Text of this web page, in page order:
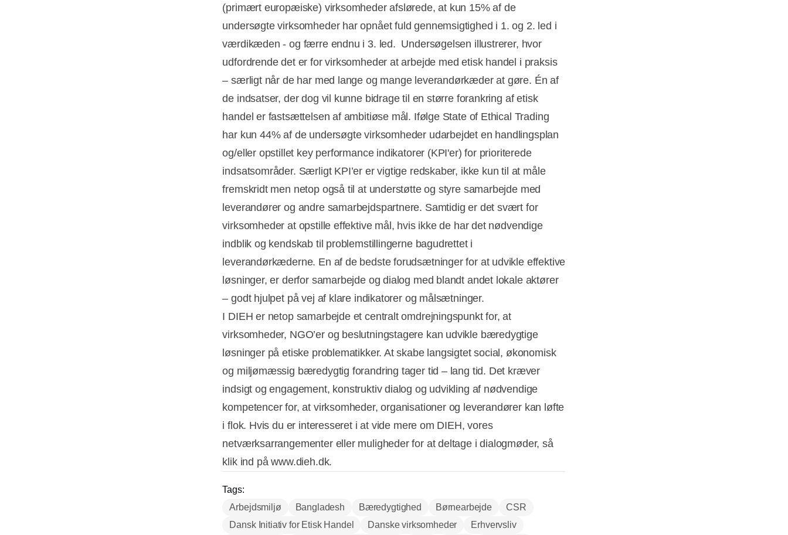
(primært europæiske) virksomheder afslørede, at kun 15% af de
undersøgte virksomheder har opnået fuld gennemsigtighed i 1. og 2. led i
værdikæden - og færre endnu i 3. led. Undersøgelsen illustrerer, hvor
udfordrende det er for virksomheder at arbejde med etisk handel i praksis
– særligt når de har med lange og mange leverandørkæder at gøre. Én af
de indsatser, der dog vil kunne bidrage til en større forankring af etisk
handel er fastsættelsen af ambitiøse mål. Ifølge State of Ethical Trading
har kun 44% af de undersøgte virksomheder udarbejdet en handlingsplan
og/eller opstillet key performance indikatorer (KPI'er) for prioriterede
indsatsområder. Særligt KPI’er er vigtige redskaber, ikke kun til at måle
fremskridt men netop også til at understøtte og styre samarbejde med
leverandører og andre samarbejdspartnere. Samtidig er det svært for
virksomheder at opstille effektive mål, hvis ikke de har det nødvendige
indblik og kendskab til problemstillingerne bagudrettet i
leverandørkæderne. En af de bedste forudsætninger for at udvikle effektive
løsninger, er derfor samarbejde og dialog med blandt andet lokale aktører
– godt hjulpet på vej af klare indikatorer og målsætninger.
I DIEH er netop samarbejde et centralt omdrejningspunkt for, at
virksomheder, NGO’er og beslutningstagere kan udvikle bæredygtige
løsninger på etiske problematikker. At skabe langsigtet social, økonomisk
og miljømæssig bæredygtig forandring tager tid – lang tid. Det kræver
indsigt og engagement, konstruktiv dialog og udvikling af nødvendige
kompetencer for, at virksomheder, organisationer og leverandører kan løfte
i flok. Hvis du er interesseret i at vide mere om DIEH, vores
netværksarrangementer eller muligheder for at deltage i dialogmøder, så
klik ind på www.dieh.dk.
Tags:
Arbejdsmiljø
Bangladesh Bæredygtighed Børnearbejde
CSR
Dansk Initiativ for Etisk Handel
Danske virksomheder Erhvervsliv